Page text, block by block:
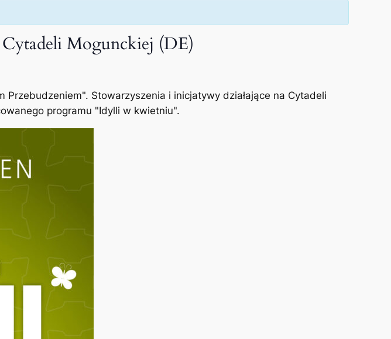
Mogunckiej (DE)
Przebudzeniem". Stowarzyszenia i inicjatywy działające na Cytadeli
programu "Idylli w kwietniu".